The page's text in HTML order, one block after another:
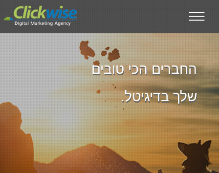
החברים הכי טובים
שלך בדיגיטל.